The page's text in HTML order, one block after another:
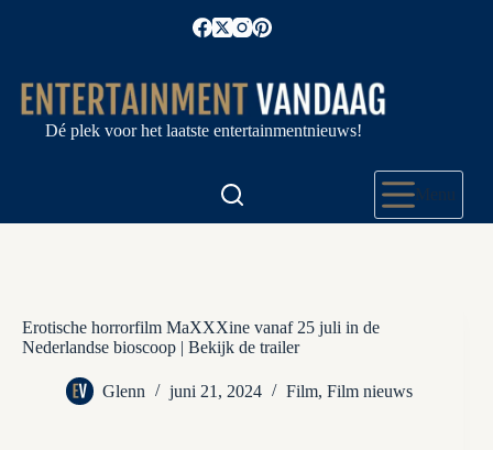
Dé plek voor het laatste entertainmentnieuws!
Menu
Erotische horrorfilm MaXXXine vanaf 25 juli in de
Nederlandse bioscoop | Bekijk de trailer
Glenn juni 21, 2024 Film, Film nieuws